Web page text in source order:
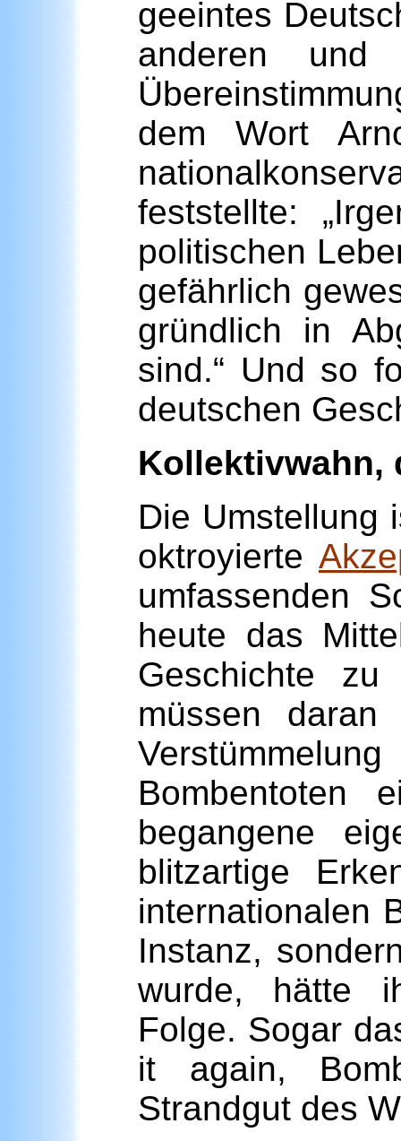
geeintes
anderen
dem Wort
feststellte:
politischen
gefährlich
gründlich in
sind.“ Und so
deutschen
Kollektivwahn,
Die Umstellung
oktroyierte
umfassenden
heute das
Geschichte
müssen
Bombentoten
begangene
blitzartige
internationalen
Instanz,
wurde, hätte
Folge. Sogar
it again,
Strandgut des